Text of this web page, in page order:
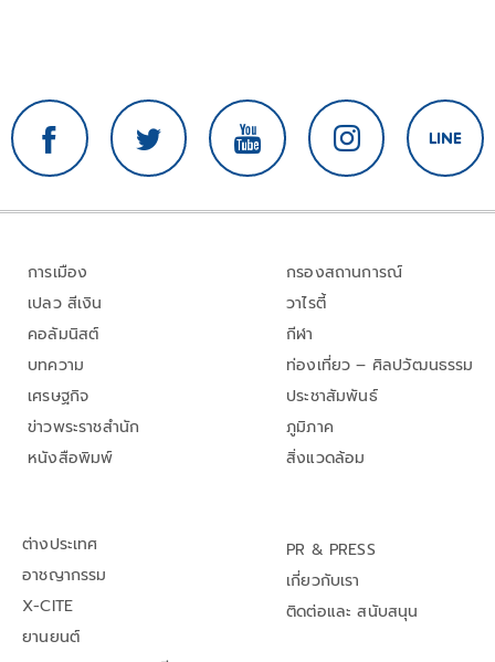
การเมือง
เปลว สีเงิน
คอลัมนิสต์
บทความ
เศรษฐกิจ
ข่าวพระราชสำนัก
หนังสือพิมพ์
กรองสถานการณ์
วาไรตี้
กีฬา
ท่องเที่ยว – ศิลปวัฒนธรรม
ประชาสัมพันธ์
ภูมิภาค
สิ่งแวดล้อม
ต่างประเทศ
อาชญากรรม
X-CITE
ยานยนต์
PR & PRESS
เกี่ยวกับเรา
ติดต่อและ สนับสนุน